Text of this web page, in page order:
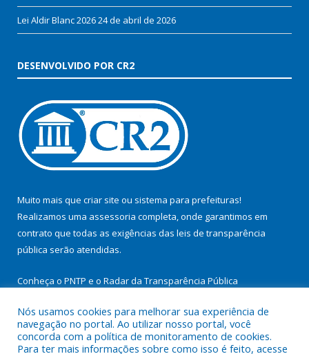
Lei Aldir Blanc 202624 de abril de 2026
DESENVOLVIDO POR CR2
Muito mais que criar site ou sistema para prefeituras!
Realizamos uma assessoria completa, onde garantimos em
contrato que todas as exigências das leis de transparência
pública serão atendidas.
Conheça o PNTP e o Radar da Transparência Pública
Nós usamos cookies para melhorar sua experiência de
navegação no portal. Ao utilizar nosso portal, você
concorda com a política de monitoramento de cookies.
Para ter mais informações sobre como isso é feito, acesse